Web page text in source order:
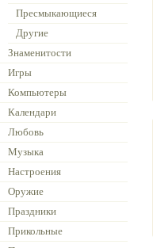
Пресмыкающиеся
Другие
Знаменитости
Игры
Компьютеры
Календари
Любовь
Музыка
Настроения
Оружие
Праздники
Прикольные